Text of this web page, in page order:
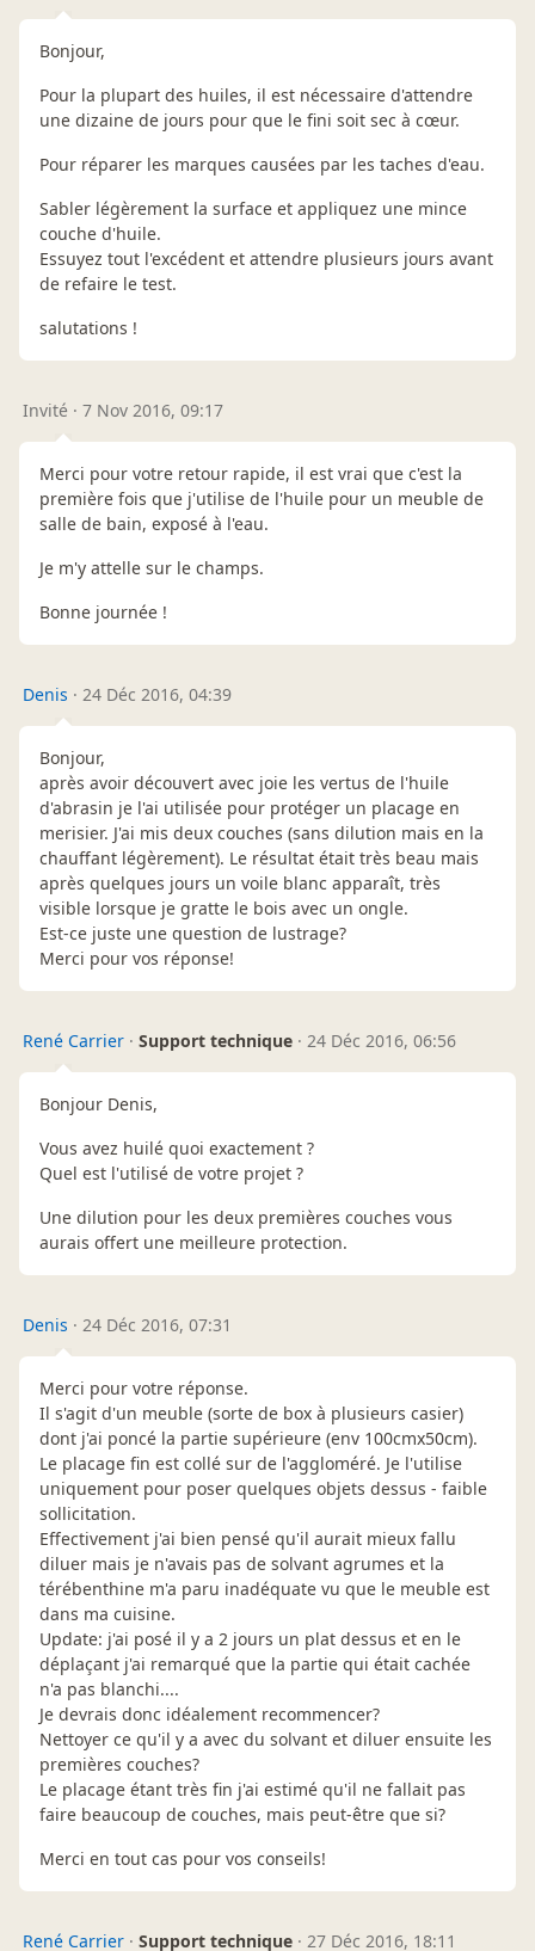
Bonjour,
Pour la plupart des huiles, il est nécessaire d'attendre
une dizaine de jours pour que le fini soit sec à cœur.
Pour réparer les marques causées par les taches d'eau.
Sabler légèrement la surface et appliquez une mince
couche d'huile.
Essuyez tout l'excédent et attendre plusieurs jours avant
de refaire le test.
salutations !
Invité · 7 Nov 2016, 09:17
Merci pour votre retour rapide, il est vrai que c'est la
première fois que j'utilise de l'huile pour un meuble de
salle de bain, exposé à l'eau.
Je m'y attelle sur le champs.
Bonne journée !
Denis · 24 Déc 2016, 04:39
Bonjour,
après avoir découvert avec joie les vertus de l'huile
d'abrasin je l'ai utilisée pour protéger un placage en
merisier. J'ai mis deux couches (sans dilution mais en la
chauffant légèrement). Le résultat était très beau mais
après quelques jours un voile blanc apparaît, très
visible lorsque je gratte le bois avec un ongle.
Est-ce juste une question de lustrage?
Merci pour vos réponse!
René Carrier · Support technique · 24 Déc 2016, 06:56
Bonjour Denis,
Vous avez huilé quoi exactement ?
Quel est l'utilisé de votre projet ?
Une dilution pour les deux premières couches vous
aurais offert une meilleure protection.
Denis · 24 Déc 2016, 07:31
Merci pour votre réponse.
Il s'agit d'un meuble (sorte de box à plusieurs casier)
dont j'ai poncé la partie supérieure (env 100cmx50cm).
Le placage fin est collé sur de l'aggloméré. Je l'utilise
uniquement pour poser quelques objets dessus - faible
sollicitation.
Effectivement j'ai bien pensé qu'il aurait mieux fallu
diluer mais je n'avais pas de solvant agrumes et la
térébenthine m'a paru inadéquate vu que le meuble est
dans ma cuisine.
Update: j'ai posé il y a 2 jours un plat dessus et en le
déplaçant j'ai remarqué que la partie qui était cachée
n'a pas blanchi....
Je devrais donc idéalement recommencer?
Nettoyer ce qu'il y a avec du solvant et diluer ensuite les
premières couches?
Le placage étant très fin j'ai estimé qu'il ne fallait pas
faire beaucoup de couches, mais peut-être que si?
Merci en tout cas pour vos conseils!
René Carrier · Support technique · 27 Déc 2016, 18:11